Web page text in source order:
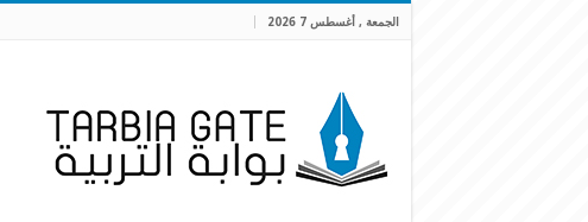
الجمعة , أغسطس 7 2026